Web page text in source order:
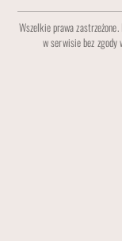
Wszelkie prawa
w serwisie bez